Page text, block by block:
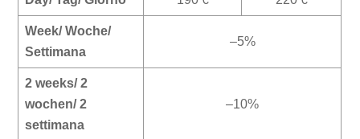
Week/ Woche/
Settimana
–5%
2 weeks/ 2
wochen/ 2
settimana
–10%